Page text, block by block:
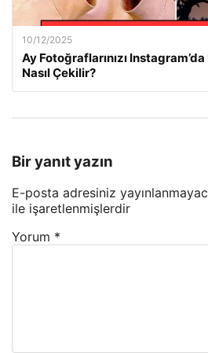
10/12/2025
Ay Fotoğraflarınızı
Nasıl Çekilir?
Bir yanıt yazın
E-posta adresiniz
ile işaretlenmişlerdir
Yorum *